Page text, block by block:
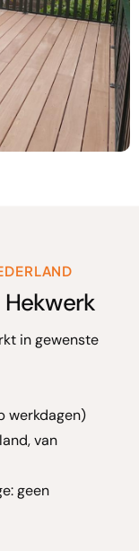
in gewenste
werkdagen)
van
geen